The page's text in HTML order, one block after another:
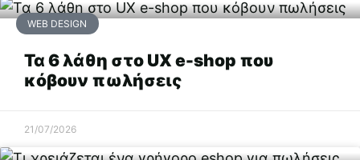
WEB DESIGN
Τα 6 λάθη στο UX e-shop που
κόβουν πωλήσεις
21/07/2026